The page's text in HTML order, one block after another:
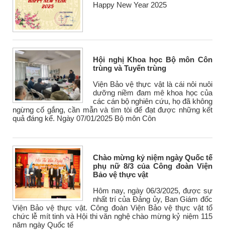
Happy New Year 2025
Hội nghị Khoa học Bộ môn Côn
trùng và Tuyến trùng
Viện Bảo vệ thực vật là cái nôi nuôi
dưỡng niềm đam mê khoa học của
các cán bộ nghiên cứu, họ đã không
ngừng cố gắng, cần mẫn và tìm tòi để đạt được những kết
quả đáng kể. Ngày 07/01/2025 Bộ môn Côn
Chào mừng kỷ niệm ngày Quốc tế
phụ nữ 8/3 của Công đoàn Viện
Bảo vệ thực vật
Hôm nay, ngày 06/3/2025, được sự
nhất trí của Đảng ủy, Ban Giám đốc
Viện Bảo vệ thực vật. Công đoàn Viện Bảo vệ thực vật tổ
chức lễ mít tinh và Hội thi văn nghệ chào mừng kỷ niệm 115
năm ngày Quốc tế